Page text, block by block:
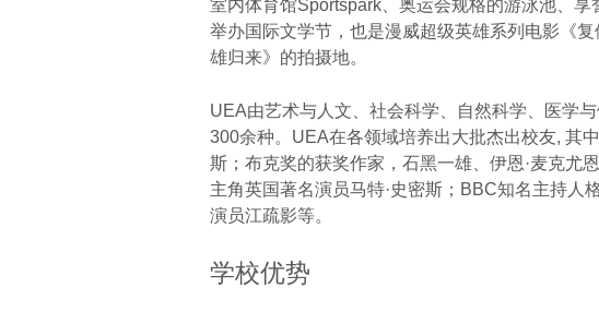
室内体育馆Sportspark、奥运会规格的游泳池、
举办国际文学节，也是漫威超级英雄系列电影《
雄归来》的拍摄地。
UEA由艺术与人文、社会科学、自然科学、医学
300余种。UEA在各领域培养出大批杰出校友, 其
斯；布克奖的获奖作家，石黑一雄、伊恩·麦克尤
主角英国著名演员马特·史密斯；BBC知名主持人
演员江疏影等。
学校优势